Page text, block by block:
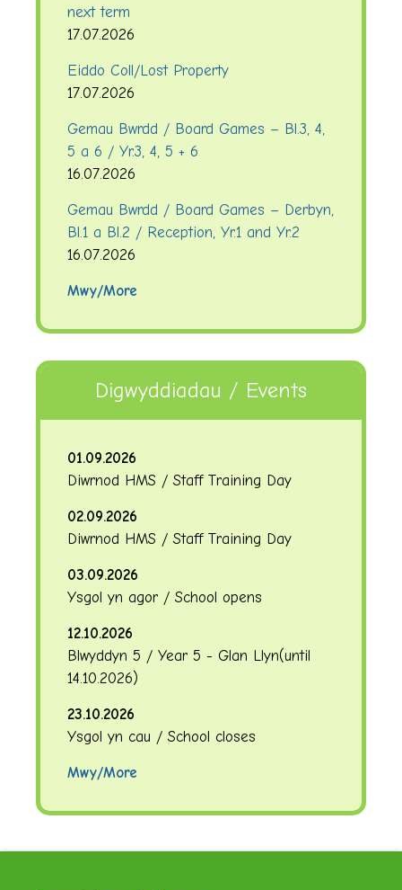
next term
17.07.2026
Eiddo Coll/Lost Property
17.07.2026
Gemau Bwrdd / Board Games – Bl.3, 4,
5 a 6 / Yr.3, 4, 5 + 6
16.07.2026
Gemau Bwrdd / Board Games – Derbyn,
Bl.1 a Bl.2 / Reception, Yr.1 and Yr.2
16.07.2026
Mwy/More
Digwyddiadau / Events
01.09.2026
Diwrnod HMS / Staff Training Day
02.09.2026
Diwrnod HMS / Staff Training Day
03.09.2026
Ysgol yn agor / School opens
12.10.2026
Blwyddyn 5 / Year 5 - Glan Llyn(until
14.10.2026)
23.10.2026
Ysgol yn cau / School closes
Mwy/More